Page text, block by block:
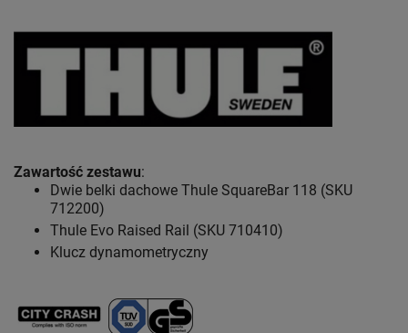
Zawartość zestawu:
Dwie belki dachowe Thule SquareBar 118 (SKU
712200)
Thule Evo Raised Rail (SKU 710410)
Klucz dynamometryczny